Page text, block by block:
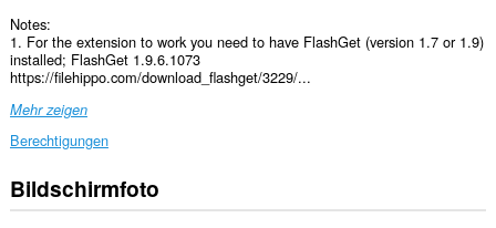
Notes:
1. For the extension to work you need to have FlashGet (version 1.7 or 1.9)
installed; FlashGet 1.9.6.1073
https://filehippo.com/download_flashget/3229/...
Mehr zeigen
Berechtigungen
Diese
Erweiterung
Bildschirmfoto